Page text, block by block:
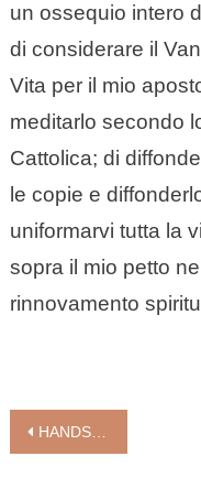
un ossequio intero
di considerare il
Vita per il mio
meditarlo secondo
Cattolica; di
le copie e
uniformarvi tutta la
sopra il mio petto
rinnovamento
Navigazione
HANDS, FACE, SPACE. La pandemia, l’autorità della fede e forme nuove di evangelizzazione (Andrea Grillo)